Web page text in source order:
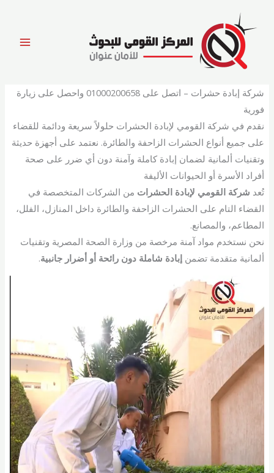
المحتوى
شركة إبادة حشرات – اتصل على 01000200658 واحصل على زيارة
فورية
نقدم في شركة القومي لإبادة الحشرات حلولاً سريعة ودائمة للقضاء
على جميع أنواع الحشرات الزاحفة والطائرة. نعتمد على أجهزة حديثة
وتقنيات ألمانية لضمان إبادة كاملة وآمنة دون أي ضرر على صحة
أفراد الأسرة أو الحيوانات الأليفة
تُعد شركة القومي لإبادة الحشرات من الشركات المتخصصة في
القضاء التام على الحشرات الزاحفة والطائرة داخل المنازل، الفلل،
المطاعم، والمصانع.
نحن نستخدم مواد آمنة مرخصة من وزارة الصحة المصرية وتقنيات
ألمانية متقدمة تضمن إبادة شاملة دون رائحة أو أضرار جانبية.